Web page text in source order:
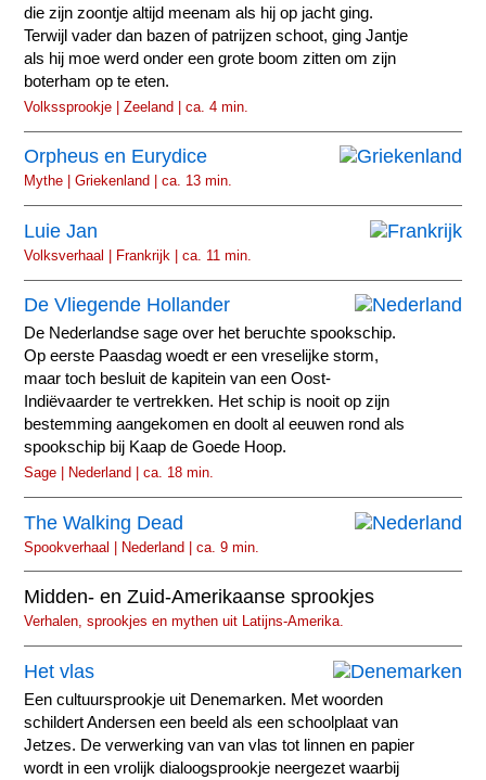
die zijn zoontje altijd meenam als hij op jacht ging.
Terwijl vader dan bazen of patrijzen schoot, ging Jantje
als hij moe werd onder een grote boom zitten om zijn
boterham op te eten.
Volkssprookje | Zeeland | ca. 4 min.
Orpheus en Eurydice
Mythe | Griekenland | ca. 13 min.
Luie Jan
Volksverhaal | Frankrijk | ca. 11 min.
De Vliegende Hollander
De Nederlandse sage over het beruchte spookschip.
Op eerste Paasdag woedt er een vreselijke storm,
maar toch besluit de kapitein van een Oost-
Indiëvaarder te vertrekken. Het schip is nooit op zijn
bestemming aangekomen en doolt al eeuwen rond als
spookschip bij Kaap de Goede Hoop.
Sage | Nederland | ca. 18 min.
The Walking Dead
Spookverhaal | Nederland | ca. 9 min.
Midden- en Zuid-Amerikaanse sprookjes
Verhalen, sprookjes en mythen uit Latijns-Amerika.
Het vlas
Een cultuursprookje uit Denemarken. Met woorden
schildert Andersen een beeld als een schoolplaat van
Jetzes. De verwerking van van vlas tot linnen en papier
wordt in een vrolijk dialoogsprookje neergezet waarbij